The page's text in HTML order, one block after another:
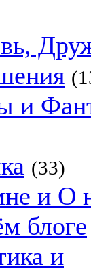
и
(33)
и О
блоге
и